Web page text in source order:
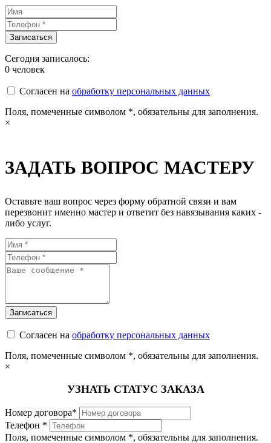
Сегодня записалось:
0 человек
Согласен на обработку персональных данных
Поля, помеченные символом *, обязательны для заполнения.
×
ЗАДАТЬ ВОПРОС МАСТЕРУ
Оставьте ваш вопрос через форму обратной связи и вам
перезвонит именно мастер и ответит без навязывания каких -
либо услуг.
Согласен на обработку персональных данных
Поля, помеченные символом *, обязательны для заполнения.
×
УЗНАТЬ СТАТУС ЗАКАЗА
Номер договора*
Телефон *
Поля, помеченные символом *, обязательны для заполнения.